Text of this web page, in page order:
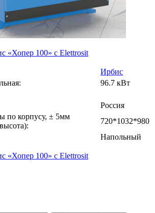
«Хопер 100» с Elettrosit
Ирбис
96.7 кВт
Россия
по корпусу, ± 5мм
720*1032*980
Напольный
«Хопер 100» с Elettrosit